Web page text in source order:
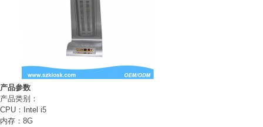
产品参数
产品类别：
CPU：Intel i5
内存：8G